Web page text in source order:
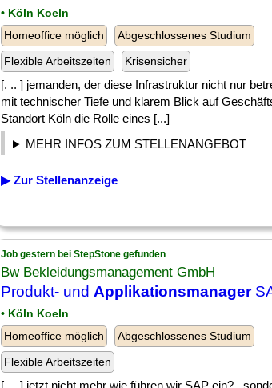
• Köln Koeln
Homeoffice möglich
Abgeschlossenes Studium
Flexible Arbeitszeiten
Krisensicher
[. .. ] jemanden, der diese Infrastruktur nicht nur
mit technischer Tiefe und klarem Blick auf
Standort Köln die Rolle eines [...]
MEHR INFOS ZUM STELLENANGEBOT
▶ Zur Stellenanzeige
Job gestern bei StepStone gefunden
Bw Bekleidungsmanagement GmbH
Produkt- und Applikationsmanager
• Köln Koeln
Homeoffice möglich
Abgeschlossenes Studium
Flexible Arbeitszeiten
[. .. ] jetzt nicht mehr wie führen wir SAP ein? ,